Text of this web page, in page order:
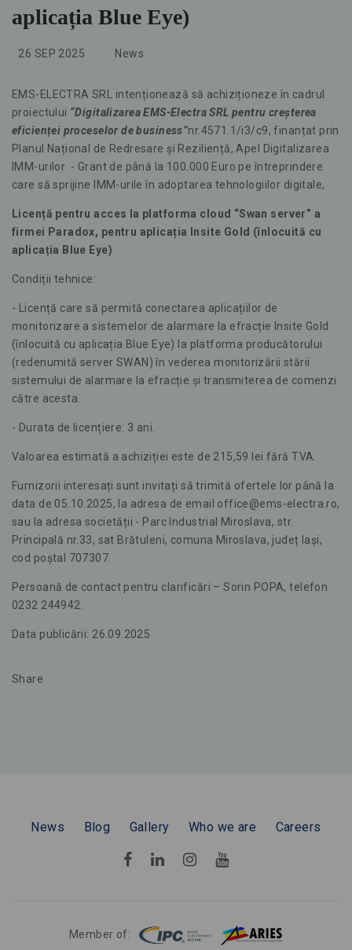
aplicația Blue Eye)
26 SEP 2025 News
EMS-ELECTRA SRL intenționează să achiziționeze în cadrul
proiectului “Digitalizarea EMS-Electra SRL pentru creșterea
eficienței proceselor de business”nr.4571.1/i3/c9, finanțat prin
Planul Național de Redresare și Reziliență, Apel Digitalizarea
IMM-urilor - Grant de până la 100.000 Euro pe întreprindere
care să sprijine IMM-urile în adoptarea tehnologiilor digitale,
Licență pentru acces la platforma cloud “Swan server” a
firmei Paradox, pentru aplicația Insite Gold (înlocuită cu
aplicația Blue Eye)
Condiții tehnice:
- Licență care să permită conectarea aplicațiilor de
monitorizare a sistemelor de alarmare la efracție Insite Gold
(înlocuită cu aplicația Blue Eye) la platforma producătorului
(redenumită server SWAN) în vederea monitorizării stării
sistemului de alarmare la efracție și transmiterea de comenzi
către acesta.
- Durata de licențiere: 3 ani.
Valoarea estimată a achiziției este de 215,59 lei fără TVA.
Furnizorii interesați sunt invitați să trimită ofertele lor până la
data de 05.10.2025, la adresa de email office@ems-electra.ro,
sau la adresa societății - Parc Industrial Miroslava, str.
Principală nr.33, sat Brătuleni, comuna Miroslava, județ Iași,
cod poștal 707307.
Persoană de contact pentru clarificări – Sorin POPA, telefon
0232 244942.
Data publicării: 26.09.2025
Share
News Blog Gallery Who we are Careers
Member of: